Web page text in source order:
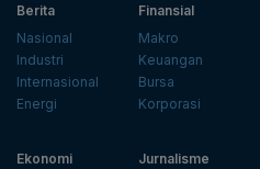
Berita
Nasional
Industri
Internasional
Energi
Finansial
Makro
Keuangan
Bursa
Korporasi
Ekonomi
Jurnalisme